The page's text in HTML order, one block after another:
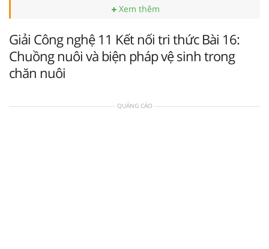
Xem thêm
Giải Công nghệ 11 Kết nối tri thức Bài 16:
Chuồng nuôi và biện pháp vệ sinh trong
chăn nuôi
QUẢNG CÁO